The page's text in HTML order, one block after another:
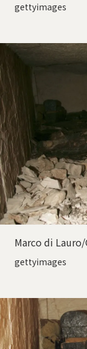
gettyimages
Marco di
gettyimages